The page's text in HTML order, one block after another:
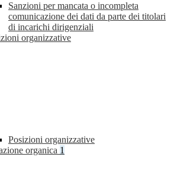
Sanzioni per mancata o incompleta
comunicazione dei dati da parte dei titolari
di incarichi dirigenziali
organizzative
Posizioni organizzative
organica 1